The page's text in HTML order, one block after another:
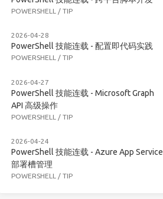
POWERSHELL / TIP
2026-04-28
PowerShell 技能连载 - 配置即代码实践
POWERSHELL / TIP
2026-04-27
PowerShell 技能连载 - Microsoft Graph
API 高级操作
POWERSHELL / TIP
2026-04-24
PowerShell 技能连载 - Azure App Service
部署槽管理
POWERSHELL / TIP